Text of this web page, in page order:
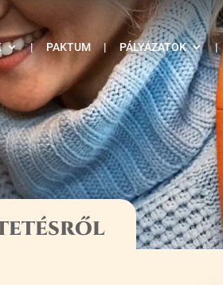
| PAKTUM | PÁLYÁZATOK |